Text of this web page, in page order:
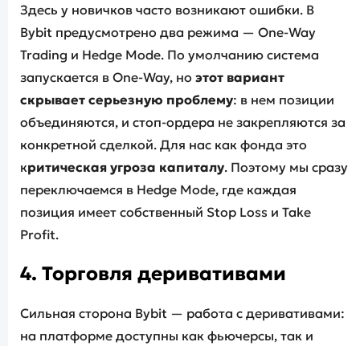
Здесь у новичков часто возникают ошибки. В
Bybit предусмотрено два режима — One-Way
Trading и Hedge Mode. По умолчанию система
запускается в One-Way, но этот вариант
скрывает серьезную проблему: в нем позиции
объединяются, и стоп-ордера не закрепляются за
конкретной сделкой. Для нас как фонда это
критическая угроза капиталу. Поэтому мы сразу
переключаемся в Hedge Mode, где каждая
позиция имеет собственный Stop Loss и Take
Profit.
4. Торговля деривативами
Сильная сторона Bybit — работа с деривативами:
на платформе доступны как фьючерсы, так и